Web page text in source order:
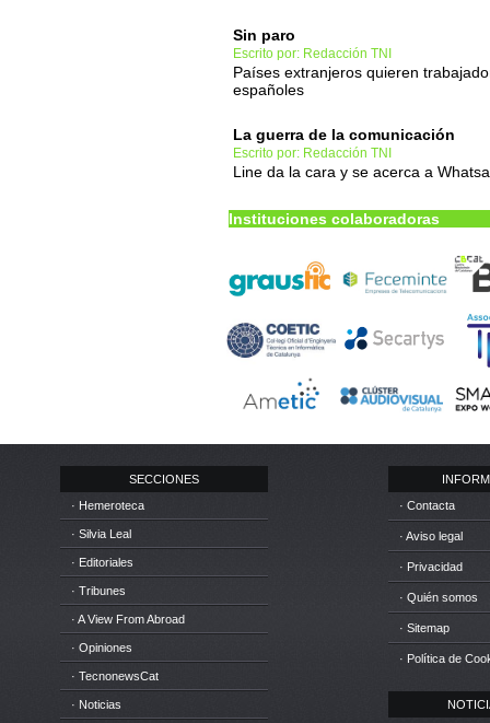
Sin paro
Escrito por: Redacción TNI
Países extranjeros quieren
españoles
La guerra de la comunicación
Escrito por: Redacción TNI
Line da la cara y se acerca a
Instituciones colaboradoras
SECCIONES
· Hemeroteca
· Silvia Leal
· Editoriales
· Tribunes
· A View From Abroad
· Opiniones
· TecnonewsCat
· Noticias
· Contacta
· Aviso legal
· Privacidad
· Quién somos
· Sitemap
· Política de